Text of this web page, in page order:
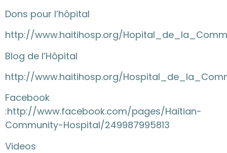
Dons pour l’hôpital
http://www.haitihosp.org/
Blog de l’Hôpital
http://www.haitihosp.org/
Facebook
:http://www.facebook.com/pages/Haitian-
Community-Hospital/249987995813
Videos